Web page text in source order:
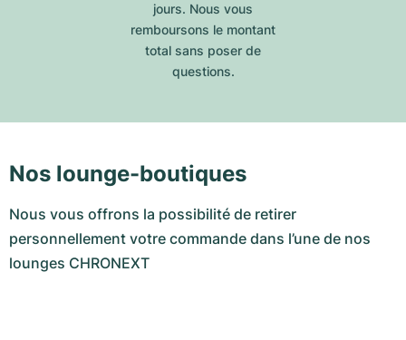
jours. Nous vous
remboursons le montant
total sans poser de
questions.
Nos lounge-boutiques
Nous vous offrons la possibilité de retirer
personnellement votre commande dans l’une de nos
lounges CHRONEXT